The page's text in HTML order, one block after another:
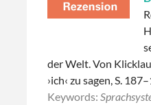
der Welt. Von
›ich‹ zu sagen, S.
Keywords: